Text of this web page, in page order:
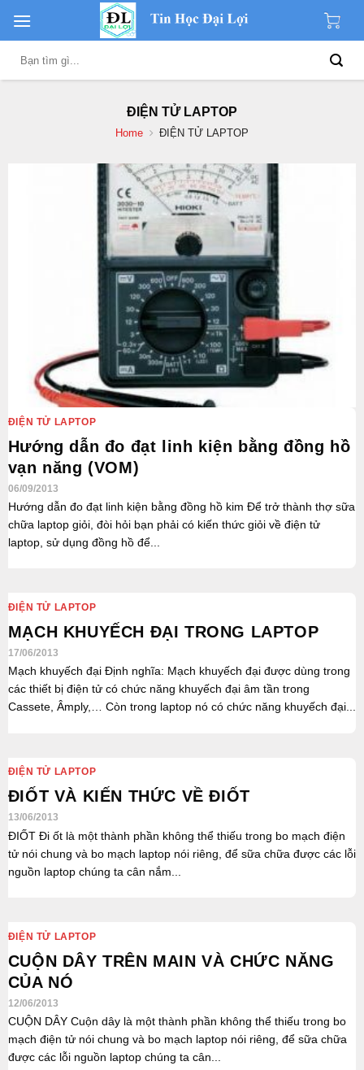
content
ĐIỆN TỬ LAPTOP
Home ĐIỆN TỬ LAPTOP
ĐIỆN TỬ LAPTOP
Hướng dẫn đo đạt linh kiện bằng đồng hồ
vạn năng (VOM)
06/09/2013
Hướng dẫn đo đạt linh kiện bằng đồng hồ kim Để trở thành thợ sữa
chữa laptop giỏi, đòi hỏi bạn phải có kiến thức giỏi về điện tử
laptop, sử dụng đồng hồ để...
ĐIỆN TỬ LAPTOP
MẠCH KHUYẾCH ĐẠI TRONG LAPTOP
17/06/2013
Mạch khuyếch đại Định nghĩa: Mạch khuyếch đại được dùng trong
các thiết bị điện tử có chức năng khuyếch đại âm tần trong
Cassete, Âmply,… Còn trong laptop nó có chức năng khuyếch đại...
ĐIỆN TỬ LAPTOP
ĐIỐT VÀ KIẾN THỨC VỀ ĐIỐT
13/06/2013
ĐIỐT Đi ốt là một thành phần không thể thiếu trong bo mạch điện
tử nói chung và bo mạch laptop nói riêng, để sữa chữa được các lỗi
nguồn laptop chúng ta cân nắm...
ĐIỆN TỬ LAPTOP
CUỘN DÂY TRÊN MAIN VÀ CHỨC NĂNG
CỦA NÓ
12/06/2013
CUỘN DÂY Cuộn dây là một thành phần không thể thiếu trong bo
mạch điện tử nói chung và bo mạch laptop nói riêng, để sữa chữa
được các lỗi nguồn laptop chúng ta cân...